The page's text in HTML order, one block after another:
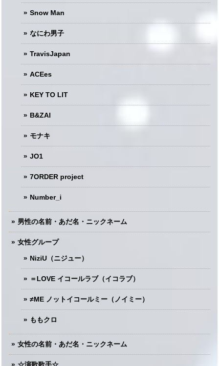
Snow Man
なにわ男子
TravisJapan
ACEes
KEY TO LIT
B&ZAI
モナキ
JO1
7ORDER project
Number_i
男性の名前・あだ名・ニックネーム
女性グループ
NiziU（ニジュー）
＝LOVE イコールラブ（イコラブ）
≠ME ノットイコールミー（ノイミー）
ももクロ
女性の名前・あだ名・ニックネーム